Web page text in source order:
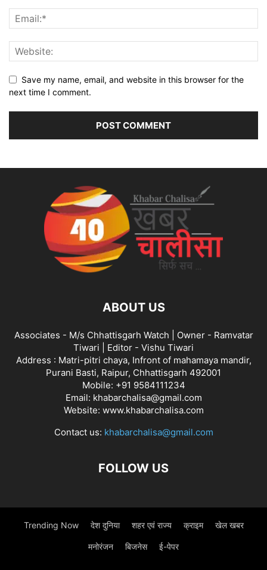
Save my name, email, and website in this browser for the
next time I comment.
ABOUT US
Associates - M/s Chhattisgarh Watch | Owner - Ramvatar
Tiwari | Editor - Vishu Tiwari
Address : Matri-pitri chaya, Infront of mahamaya mandir,
Purani Basti, Raipur, Chhattisgarh 492001
Mobile: +91 9584111234
Email: khabarchalisa@gmail.com
Website: www.khabarchalisa.com
Contact us: khabarchalisa@gmail.com
FOLLOW US
Trending Now देश दुनिया शहर एवं राज्य क्राइम खेल खबर
मनोरंजन बिजनेस ई-पेपर